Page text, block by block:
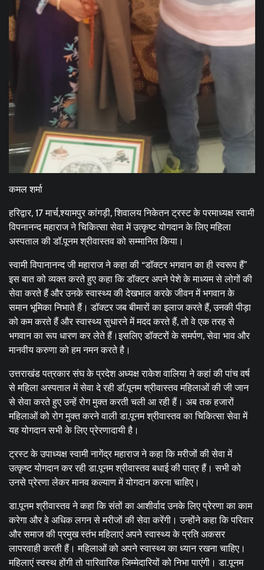
कमल शर्मा
हरिद्वार, 17 मार्च,श्यामपुर कांगड़ी, शिवालय निकेतन ट्रस्ट के परमाध्यक्ष स्वामी
विपनानन्द महाराज ने चिकित्सा सेवा में उत्कृष्ट योगदान के लिए महिला
अस्पताल की डॉ.पूनम श्रीवास्तव को सम्मानित किया।
स्वामी विपानानन्द जी महाराज ने कहा की “डॉक्टर भगवान का ही स्वरूप हैं”
इस बात को व्यक्त करते हुए कहा कि डॉक्टर अपने पेशे के माध्यम से लोगों की
सेवा करते हैं और उनके स्वास्थ्य की देखभाल करके जीवन में भगवान के
समान भूमिका निभाते हैं। डॉक्टर जब बीमारों का इलाज करते हैं, उनकी पीड़ा
को कम करते हैं और स्वास्थ्य सुधारने में मदद करते हैं, तो वे एक तरह से
भगवान का रूप धारण कर लेते हैं।इसलिए डॉक्टरों के समर्पण, सेवा भाव और
मानवीय करुणा को हम नमन करते है।
उत्तराखंड पत्रकार संघ के प्रदेश अध्यक्ष राकेश वालिया ने कहां की पांच वर्ष
से महिला अस्पताल में सेवा दे रही डॉ.पूनम श्रीवास्तव महिलाओं की जी जान
से सेवा करते हुए उन्हें रोग मुक्त करती चली आ रही हैं। अब तक हजारों
महिलाओं को रोग मुक्त करने वाली डा.पूनम श्रीवास्तव का चिकित्सा सेवा में
यह योगदान सभी के लिए प्रेरणादायी है।
ट्रस्ट के उपाध्यक्ष स्वामी नागेंद्र महाराज ने कहा कि मरीजों की सेवा में
उत्कृष्ट योगदान कर रही डा.पूनम श्रीवास्तव बधाई की पात्र हैं। सभी को
उनसे प्रेरणा लेकर मानव कल्याण में योगदान करना चाहिए।
डा.पूनम श्रीवास्तव ने कहा कि संतों का आशीर्वाद उनके लिए प्रेरणा का काम
करेगा और वे अधिक लगन से मरीजों की सेवा करेंगी। उन्होंने कहा कि परिवार
और समाज की प्रमुख स्तंभ महिलाएं अपने स्वास्थ्य के प्रति अकसर
लापरवाही करती हैं। महिलाओं को अपने स्वास्थ्य का ध्यान रखना चाहिए।
महिलाएं स्वस्थ होंगी तो पारिवारिक जिम्मेदारियों को निभा पाएंगी। डा.पूनम